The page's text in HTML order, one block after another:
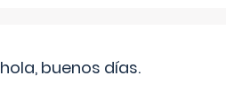
hola, buenos días.